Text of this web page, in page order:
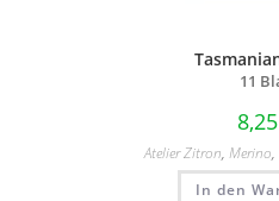
11
8,25
Atelier Zitron, Merino,
In den